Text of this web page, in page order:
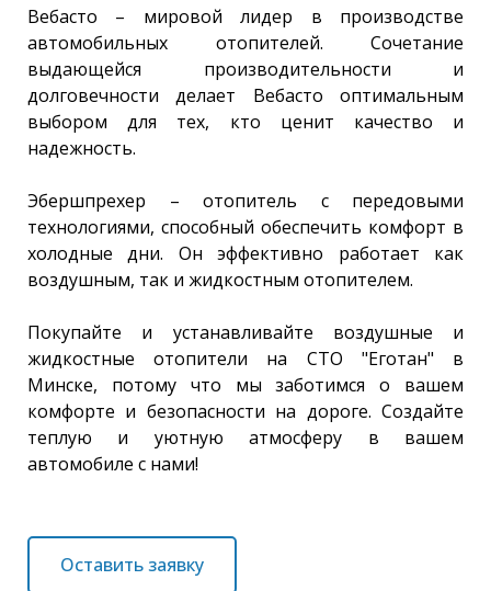
Вебасто – мировой лидер в производстве
автомобильных отопителей. Сочетание
выдающейся производительности и
долговечности делает Вебасто оптимальным
выбором для тех, кто ценит качество и
надежность.
Эбершпрехер – отопитель с передовыми
технологиями, способный обеспечить комфорт в
холодные дни. Он эффективно работает как
воздушным, так и жидкостным отопителем.
Покупайте и устанавливайте воздушные и
жидкостные отопители на СТО "Еготан" в
Минске, потому что мы заботимся о вашем
комфорте и безопасности на дороге. Создайте
теплую и уютную атмосферу в вашем
автомобиле с нами!
Оставить заявку